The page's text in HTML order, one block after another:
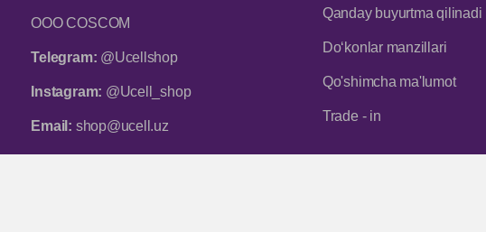
ООО COSCOM
Telegram: @Ucellshop
Instagram: @Ucell_shop
Email: shop@ucell.uz
Qanday buyurtma qilinadi
Do‘konlar manzillari
Qo'shimcha ma'lumot
Trade - in